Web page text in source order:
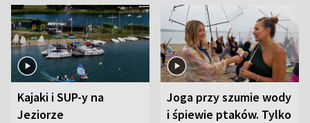
Kajaki i SUP-y na
Jeziorze
Joga przy szumie wody
i śpiewie ptaków. Tylko